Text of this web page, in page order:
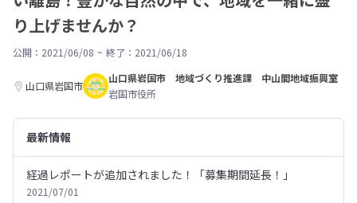
り上げませんか？
公開：2021/06/08 ~ 終了：2021/06/18
山口県岩国市
山口県岩国市 地域づくり推進課 中山間地域振興室
岩国市役所
最新情報
経過レポートが追加されました！「募集期間延長！」
2021/07/01